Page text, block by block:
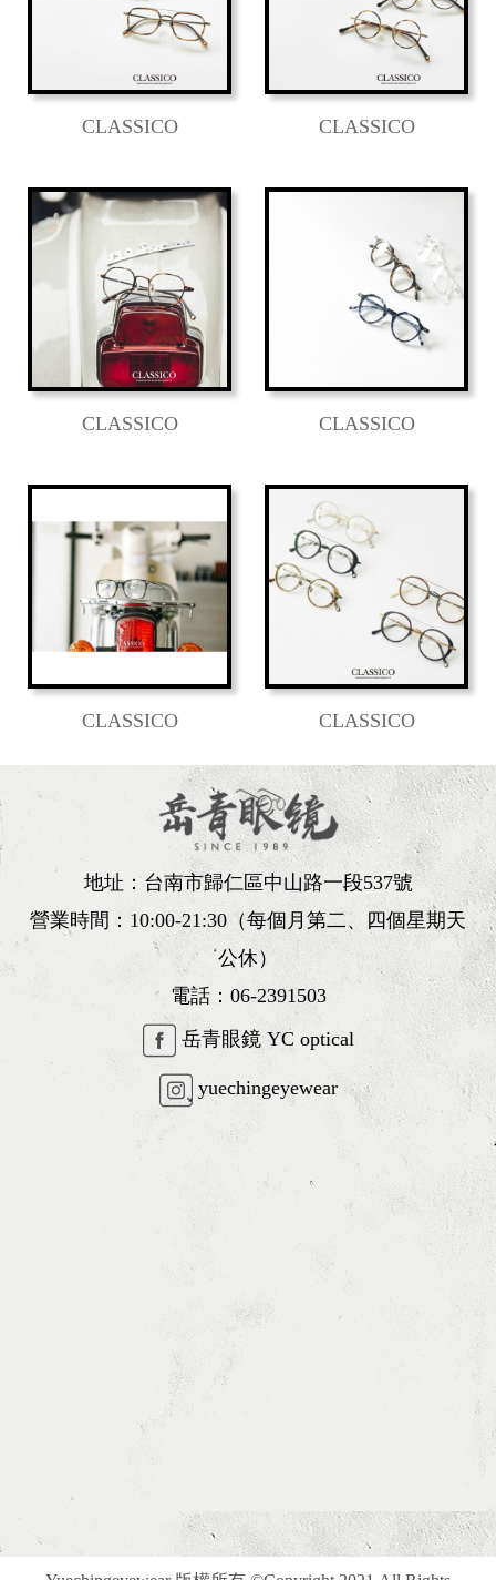
CLASSICO CLASSICO
CLASSICO CLASSICO
CLASSICO CLASSICO
地址：台南市歸仁區中山路一段537號
營業時間：10:00-21:30（每個月第二、四個星期天
公休）
電話： 06-2391503
岳青眼鏡 YC optical
yuechingeyewear